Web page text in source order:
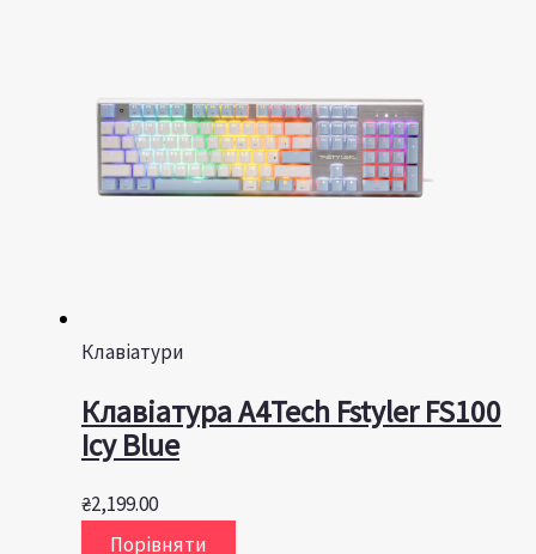
Клавіатури
Клавіатура A4Tech Fstyler FS100
Icy Blue
₴2,199.00
Порівняти